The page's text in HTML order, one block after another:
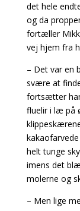
det hele
og da
fortæller
vej hjem fra
– Det var en
svære at
fortsætter
fluelir i læ på
helt tunge
imens det
molerne og
– Men lige